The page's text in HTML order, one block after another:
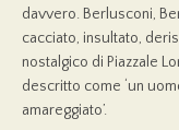
davvero. Berlusconi,
cacciato, insultato,
nostalgico di Piazzale
descritto come ‘un
amareggiato’.